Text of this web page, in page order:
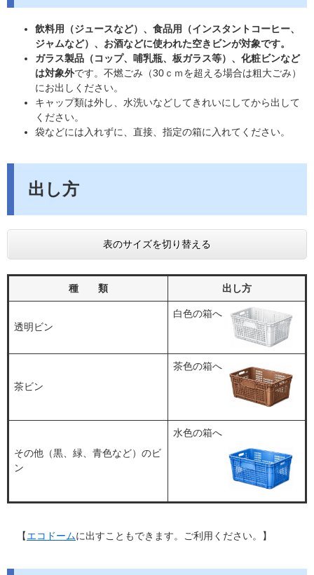
飲料用（ジュースなど）、食品用（インスタントコーヒー、
ジャムなど）、お酒などに使われた空きビンが対象です。
ガラス製品（コップ、哺乳瓶、板ガラス等）、化粧ビンなど
は対象外です。不燃ごみ（30ｃｍを超える場合は粗大ごみ）
にお出しください。
キャップ類は外し、 水洗いなどしてきれいにしてから出して
ください。
袋などには入れずに、直接、指定の箱に入れてください。
​出し方
表のサイズを切り替える
種 類 出し方
透明ビン
白色の箱へ
茶ビン
茶色の箱へ
その他（黒、緑、青色など）のビ
ン
水色の箱へ
【エコドームに出すこともできます。ご利用ください。】